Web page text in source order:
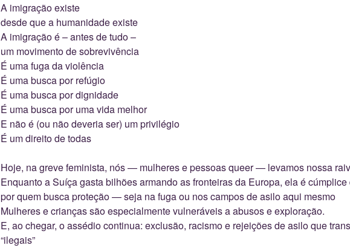
A imigração existe
desde que a humanidade existe
A imigração é – antes de tudo –
um movimento de sobrevivência
É uma fuga da violência
É uma busca por refúgio
É uma busca por dignidade
É uma busca por uma vida melhor
E não é (ou não deveria ser) um privilégio
É um direito de todas
Hoje, na greve feminista, nós — mulheres e pessoas queer — levamos nossa
Enquanto a Suíça gasta bilhões armando as fronteiras da Europa, ela é
por quem busca proteção — seja na fuga ou nos campos de asilo aqui mesmo
Mulheres e crianças são especialmente vulneráveis a abusos e exploração.
E, ao chegar, o assédio continua: exclusão, racismo e rejeições de asilo que
“ilegais”